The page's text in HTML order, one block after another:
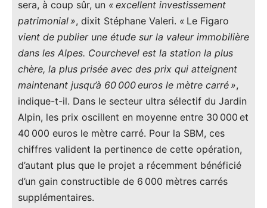
sera, à coup sûr, un « excellent investissement
patrimonial », dixit Stéphane Valeri. « Le Figaro
vient de publier une étude sur la valeur immobilière
dans les Alpes. Courchevel est la station la plus
chère, la plus prisée avec des prix qui atteignent
maintenant jusqu’à 60 000 euros le mètre carré »,
indique-t-il. Dans le secteur ultra sélectif du Jardin
Alpin, les prix oscillent en moyenne entre 30 000 et
40 000 euros le mètre carré. Pour la SBM, ces
chiffres valident la pertinence de cette opération,
d’autant plus que le projet a récemment bénéficié
d’un gain constructible de 6 000 mètres carrés
supplémentaires.